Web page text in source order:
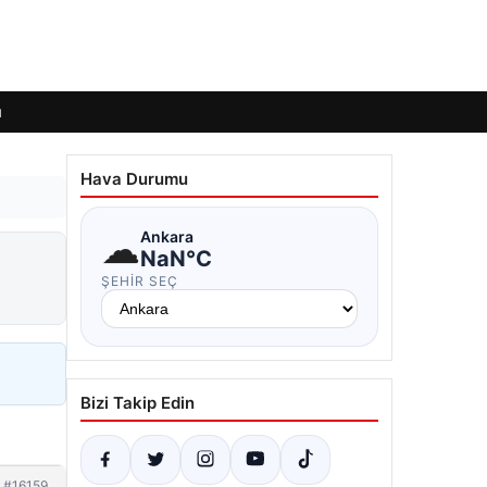
Hava Durumu
☁Ankara
NaN°C
ŞEHIR SEÇ
Bizi Takip Edin